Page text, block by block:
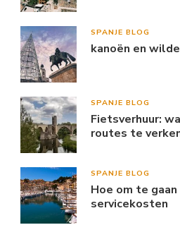
SPANJE BLOG
kanoën en
SPANJE BLOG
Fietsverhuur:
routes te
SPANJE BLOG
Hoe om te
servicekosten